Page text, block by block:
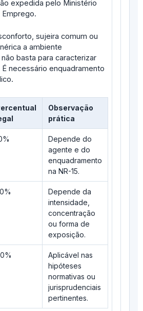
expedida pelo Ministério
sujeira comum ou
a ambiente
basta para caracterizar
necessário enquadramento
Observação
prática
Depende do
agente e do
enquadramento
na NR-15.
Depende da
intensidade,
concentração
ou forma de
exposição.
Aplicável nas
hipóteses
normativas ou
jurisprudenciais
pertinentes.